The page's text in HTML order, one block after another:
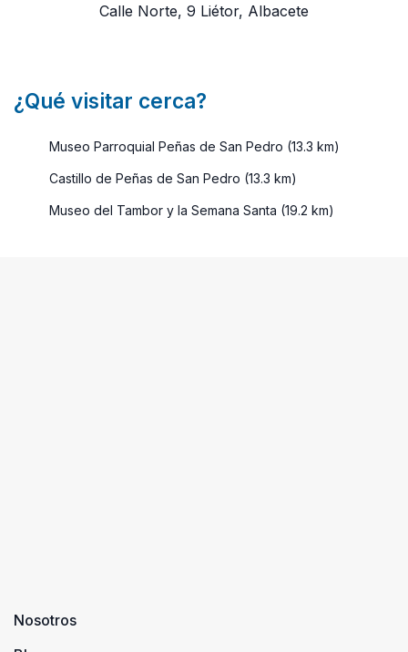
Calle Norte, 9 Liétor, Albacete
¿Qué visitar cerca?
Museo Parroquial Peñas de San Pedro (13.3 km)
Castillo de Peñas de San Pedro (13.3 km)
Museo del Tambor y la Semana Santa (19.2 km)
Nosotros